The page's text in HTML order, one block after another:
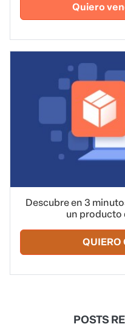
Quiero
Descubre en 3
un producto
QUIERO
POSTS